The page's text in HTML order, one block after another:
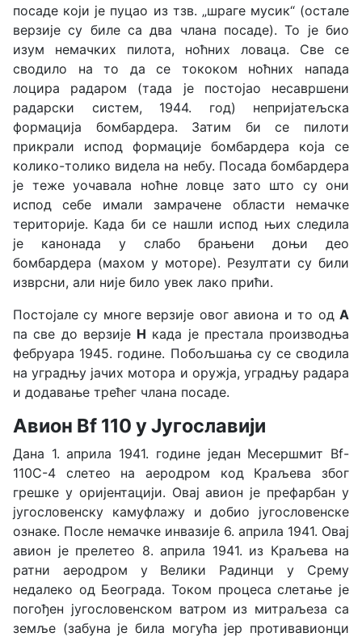
посаде који је пуцао из тзв. „шраге мусик“ (остале
верзије су биле са два члана посаде). То је био
изум немачких пилота, ноћних ловаца. Све се
сводило на то да се тококом ноћних напада
лоцира радаром (тада је постојао несавршени
радарски систем, 1944. год) непријатељска
формација бомбардера. Затим би се пилоти
прикрали испод формације бомбардера која се
колико-толико видела на небу. Посада бомбардера
је теже уочавала ноћне ловце зато што су они
испод себе имали замрачене области немачке
територије. Када би се нашли испод њих следила
је канонада у слабо брањени доњи део
бомбардера (махом у моторе). Резултати су били
изврсни, али није било увек лако прићи.
Постојале су многе верзије овог авиона и то од А
па све до верзије H када је престала производња
фебруара 1945. године. Побољшања су се сводила
на уградњу јачих мотора и оружја, уградњу радара
и додавање трећег члана посаде.
Авион Bf 110 у Југославији
Дана 1. априла 1941. годинe један Месершмит Bf-
110C-4 слетео на аеродром код Краљева због
грешке у оријентацији. Овај авион је префарбан у
југословенску камуфлажу и добио југословенске
ознаке. После немачке инвазије 6. априла 1941. Овај
авион је прелетео 8. априла 1941. из Краљева на
ратни аеродром у Велики Радинци у Срему
недалеко од Беoграда. Током процеса слетање је
погођен југословенском ватром из митраљеза са
земље (забуна је била могућа јер противавионци